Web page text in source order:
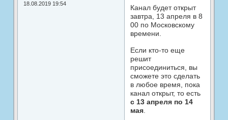
18.08.2019 19:54
Канал будет открыт
завтра, 13 апреля в 8
00 по Московскому
времени.
Если кто-то еще
решит
присоединиться, вы
сможете это сделать
в любое время, пока
канал открыт, то есть
с 13 апреля по 14
мая.